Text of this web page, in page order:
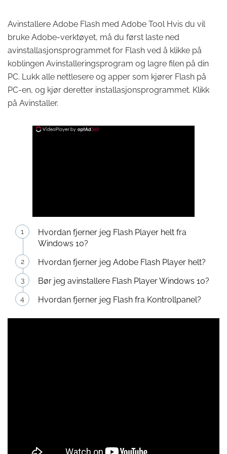
Avinstallere Adobe Flash med Adobe Tool Hvis du vil
bruke Adobe-verktøyet, må du først laste ned
avinstallasjonsprogrammet for Flash ved å klikke på
koblingen Avinstalleringsprogram og lagre filen på din
PC. Lukk alle nettlesere og apper som kjører Flash på
PC-en, og kjør deretter installasjonsprogrammet. Klikk
på Avinstaller.
Hvordan fjerner jeg Flash Player helt fra
Windows 10?
Hvordan fjerner jeg Adobe Flash Player helt?
Bør jeg avinstallere Flash Player Windows 10?
Hvordan fjerner jeg Flash fra Kontrollpanel?